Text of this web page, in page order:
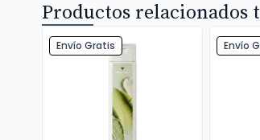
Productos
Envío Gratis Envío